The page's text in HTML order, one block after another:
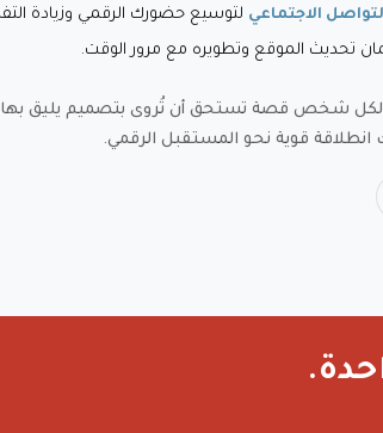
الاجتماعي لتوسيع حضورك الرقمي وزيادة
تحديث الموقع وتطويره مع مرور الوقت.
لكل شخص قصة تستحق أن تُروى بتصميم يليق
انطلاقة قوية نحو المستقبل الرقمي.